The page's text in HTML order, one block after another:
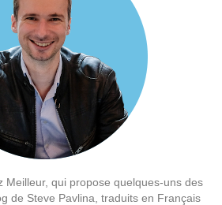
Meilleur, qui propose quelques-uns des
de Steve Pavlina, traduits en Français